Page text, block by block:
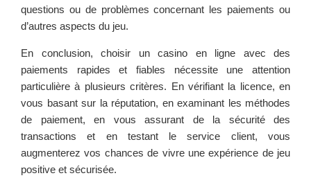
questions ou de problèmes concernant les paiements ou
d’autres aspects du jeu.
En conclusion, choisir un casino en ligne avec des
paiements rapides et fiables nécessite une attention
particulière à plusieurs critères. En vérifiant la licence, en
vous basant sur la réputation, en examinant les méthodes
de paiement, en vous assurant de la sécurité des
transactions et en testant le service client, vous
augmenterez vos chances de vivre une expérience de jeu
positive et sécurisée.